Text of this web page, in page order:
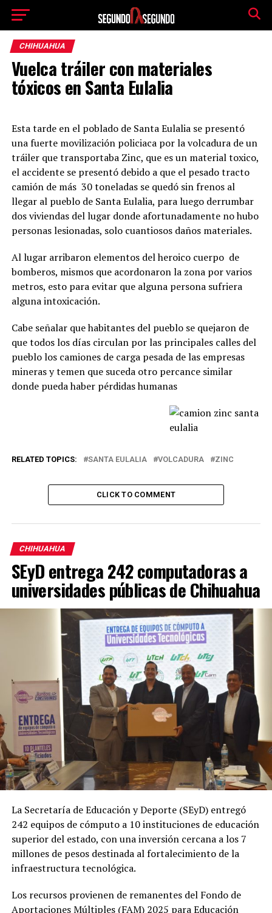
CHIHUAHUA
Vuelca tráiler con materiales
tóxicos en Santa Eulalia
Esta tarde en el poblado de Santa Eulalia se presentó
una fuerte movilización policiaca por la volcadura de un
tráiler que transportaba Zinc, que es un material toxico,
el accidente se presentó debido a que el pesado tracto
camión de más 30 toneladas se quedó sin frenos al
llegar al pueblo de Santa Eulalia, para luego derrumbar
dos viviendas del lugar donde afortunadamente no hubo
personas lesionadas, solo cuantiosos daños materiales.
Al lugar arribaron elementos del heroico cuerpo de
bomberos, mismos que acordonaron la zona por varios
metros, esto para evitar que alguna persona sufriera
alguna intoxicación.
Cabe señalar que habitantes del pueblo se quejaron de
que todos los días circulan por las principales calles del
pueblo los camiones de carga pesada de las empresas
mineras y temen que suceda otro percance similar
donde pueda haber pérdidas humanas
RELATED TOPICS: SANTA EULALIA VOLCADURA ZINC
CLICK TO COMMENT
CHIHUAHUA
SEyD entrega 242 computadoras a
universidades públicas de Chihuahua
La Secretaría de Educación y Deporte (SEyD) entregó
242 equipos de cómputo a 10 instituciones de educación
superior del estado, con una inversión cercana a los 7
millones de pesos destinada al fortalecimiento de la
infraestructura tecnológica.
Los recursos provienen de remanentes del Fondo de
Aportaciones Múltiples (FAM) 2025 para Educación